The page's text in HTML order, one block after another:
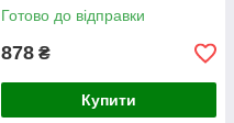
Готово до відправки
878 ₴
Купити